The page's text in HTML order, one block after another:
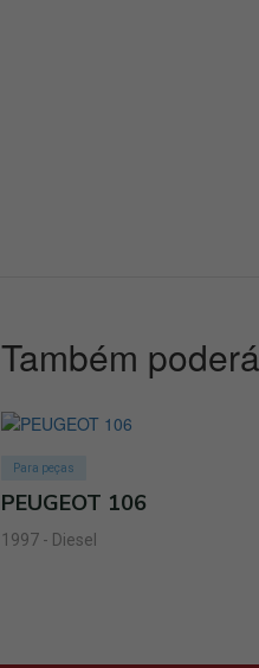
Também
Para peças
PEUGEOT 106
1997 - Diesel